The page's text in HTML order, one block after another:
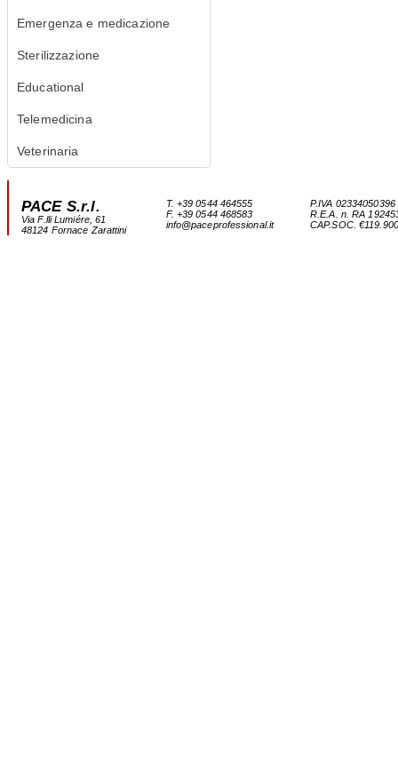
Emergenza e medicazione
Sterilizzazione
Educational
Telemedicina
Veterinaria
PACE S.r.l.
Via F.lli Lumiére, 61
48124 Fornace Zarattini
T. +39 0544 464555
F. +39 0544 468583
info@paceprofessional.it
P.IVA 02334050396
R.E.A. n. RA
CAP.SOC.